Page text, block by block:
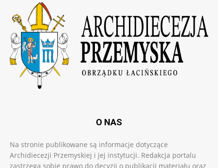
O NAS
Na stronie publikowane są informacje dotyczące
Archidiecezji Przemyskiej i jej instytucji. Redakcja portalu
zastrzega sobie prawo do decyzji o publikacji materiału oraz